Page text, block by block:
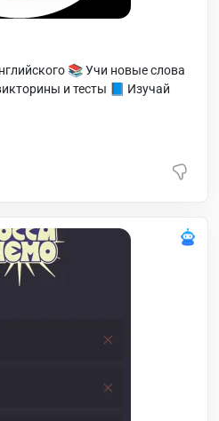
📚 Учи новые слова
и тесты 📘 Изучай